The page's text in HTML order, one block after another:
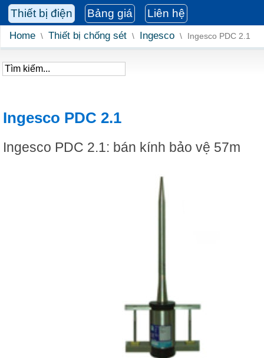
Thiết bị điện Bảng giá Liên hệ
Home \ Thiết bị chống sét \ Ingesco \ Ingesco PDC 2.1
Ingesco PDC 2.1
Ingesco PDC 2.1: bán kính bảo vệ 57m